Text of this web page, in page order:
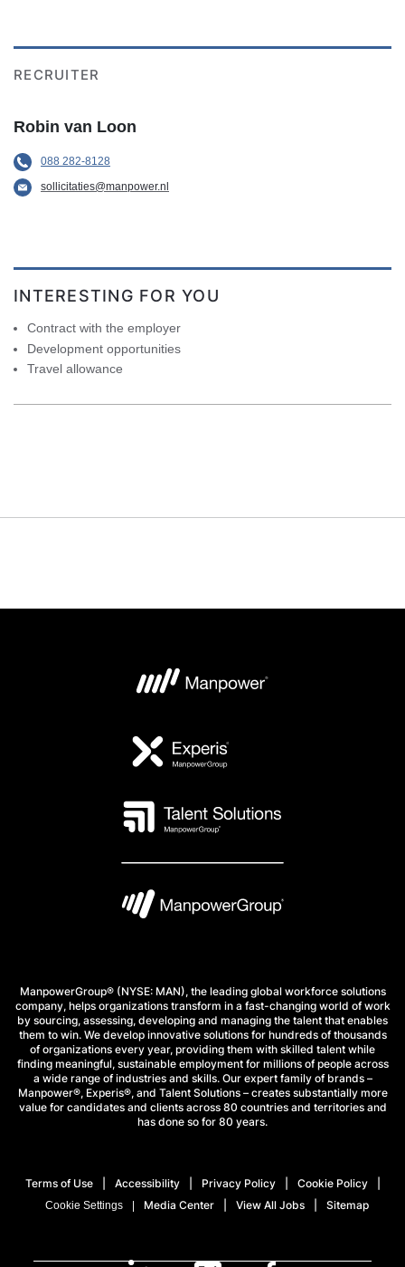
RECRUITER
Robin van Loon
088 282-8128
sollicitaties@manpower.nl
INTERESTING FOR YOU
Contract with the employer
Development opportunities
Travel allowance
ManpowerGroup® (NYSE: MAN), the leading global workforce solutions
company, helps organizations transform in a fast-changing world of work
by sourcing, assessing, developing and managing the talent that enables
them to win. We develop innovative solutions for hundreds of thousands
of organizations every year, providing them with skilled talent while
finding meaningful, sustainable employment for millions of people across
a wide range of industries and skills. Our expert family of brands –
Manpower®, Experis®, and Talent Solutions – creates substantially more
value for candidates and clients across 80 countries and territories and
has done so for 80 years.
Terms of Use Accessibility Privacy Policy Cookie Policy
Cookie Settings Media Center View All Jobs Sitemap